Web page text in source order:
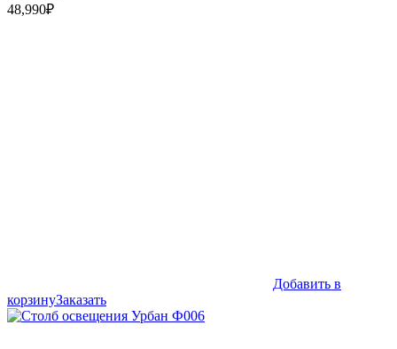
48,990₽
Добавить в
корзинуЗаказать